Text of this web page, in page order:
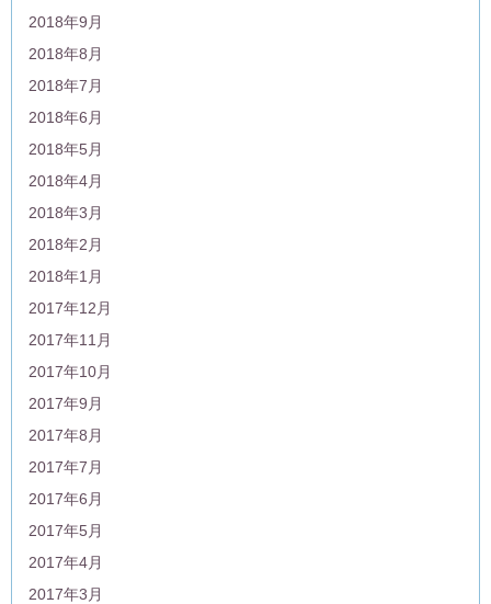
2018年9月
2018年8月
2018年7月
2018年6月
2018年5月
2018年4月
2018年3月
2018年2月
2018年1月
2017年12月
2017年11月
2017年10月
2017年9月
2017年8月
2017年7月
2017年6月
2017年5月
2017年4月
2017年3月